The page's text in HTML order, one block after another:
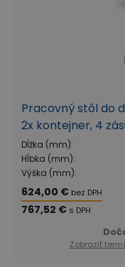
Pracovný stôl do
2x kontejner, 4
Dĺžka (mm):
Hĺbka (mm):
Výška (mm):
624,00 € bez DPH
767,52 € s DPH
Zobraziť